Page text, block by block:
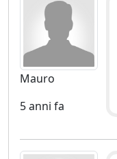
Mauro
5 anni fa